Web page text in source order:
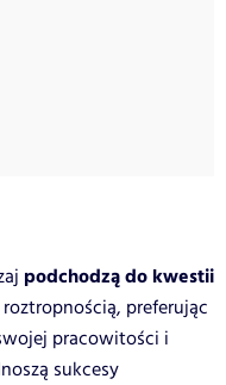
podchodzą do kwestii
preferując
pracowitości i
sukcesy